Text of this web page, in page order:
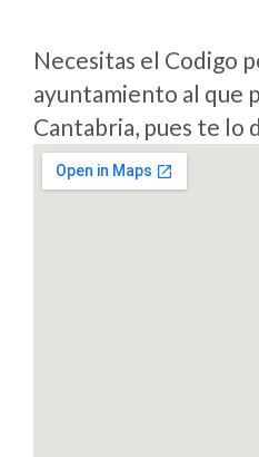
Necesitas el Codigo
ayuntamiento al que
Cantabria, pues te lo